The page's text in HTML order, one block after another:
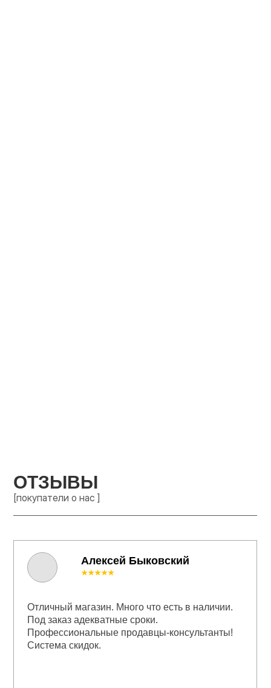
ОТЗЫВЫ
[покупатели о нас ]
Алексей Быковский
★★★★★
Отличный магазин. Много что есть в наличии.
Под заказ адекватные сроки.
Профессиональные продавцы-консультанты!
Система скидок.